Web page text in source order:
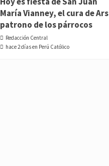
María Vianney, el cura de Ars
patrono de los párrocos
Redacción Central
hace 2 días en Perú Católico